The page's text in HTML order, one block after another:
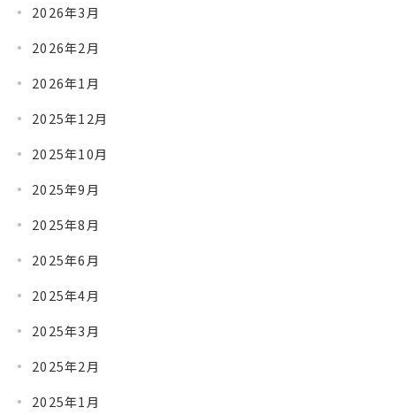
2026年3月
2026年2月
2026年1月
2025年12月
2025年10月
2025年9月
2025年8月
2025年6月
2025年4月
2025年3月
2025年2月
2025年1月